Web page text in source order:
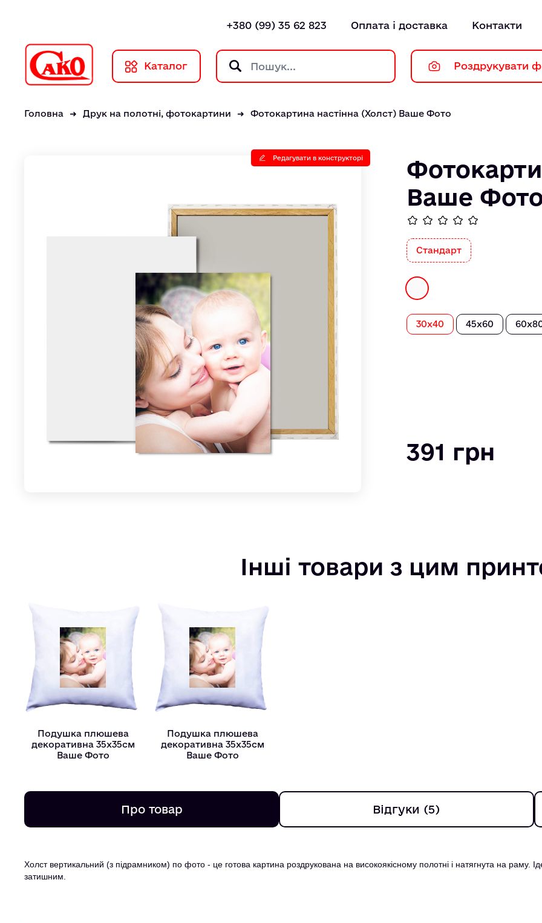
+380 (99) 35 62 823 Оплата і доставка Контакти
Каталог Роздрукувати
Головна Друк на полотні, фотокартини Фотокартина настінна (Холст) Ваше Фото
Редагувати в конструкторі
Ваше
Стандарт
30х40 45x60
391 грн
Інші товари з цим
Подушка плюшева
декоративна 35х35см
Ваше Фото
Подушка плюшева
декоративна 35х35см
Ваше Фото
Про товар Відгуки (5)
Холст вертикальний (з підрамником) по фото - це готова картина роздрукована на високоякісному полотні і натягнута на раму.
затишним.